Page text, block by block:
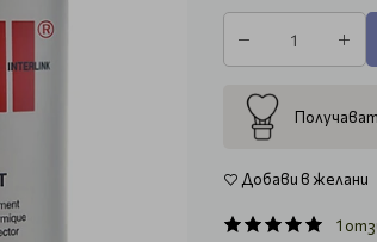
Добави в желани
1